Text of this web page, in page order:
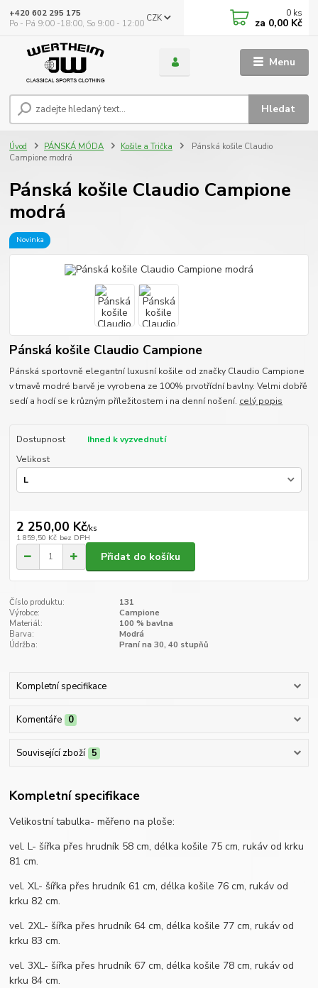
Menu
CZK
Hledat
+420 602 295 175
Po - Pá 9:00 -18:00, So 9:00 - 12:00
0 ks
za 0,00 Kč
Úvod PÁNSKÁ MÓDA Košile a Trička
Pánská košile Claudio
Campione modrá
Pánská košile Claudio Campione
modrá
Novinka
Pánská košile Claudio Campione
Pánská sportovně elegantní luxusní košile od značky Claudio Campione
v tmavě modré barvě je vyrobena ze 100% prvotřídní bavlny. Velmi dobřě
sedí a hodí se k různým příležitostem i na denní nošení. celý popis
Dostupnost
Ihned k vyzvednutí
Velikost
2 250,00 Kč/ks
1 859,50 Kč bez DPH
Přidat do košíku
Číslo produktu:
131
Výrobce:
Campione
Materiál:
100 % bavlna
Barva:
Modrá
Údržba:
Praní na 30, 40 stupňů
Kompletní specifikace
Komentáře 0
Související zboží 5
Kompletní specifikace
Velikostní tabulka- měřeno na ploše:
vel. L- šířka přes hrudník 58 cm, délka košile 75 cm, rukáv od krku
81 cm.
vel. XL- šířka přes hrudník 61 cm, délka košile 76 cm, rukáv od
krku 82 cm.
vel. 2XL- šířka přes hrudník 64 cm, délka košile 77 cm, rukáv od
krku 83 cm.
vel. 3XL- šířka přes hrudník 67 cm, délka košile 78 cm, rukáv od
krku 84 cm.